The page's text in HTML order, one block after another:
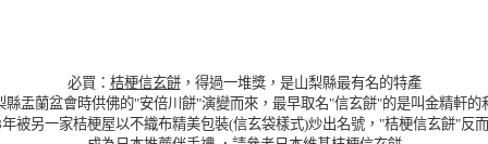
必買： 桔梗信玄餅，得過一堆獎，是山梨縣最有名的特產
縣盂蘭盆會時供佛的"安倍川餅"演變而來 ，最早取名"信玄餅"的是叫金精軒的
被另一家桔梗屋以不織布精美包裝(信玄袋樣式)炒出名號，"桔梗信玄餅"反